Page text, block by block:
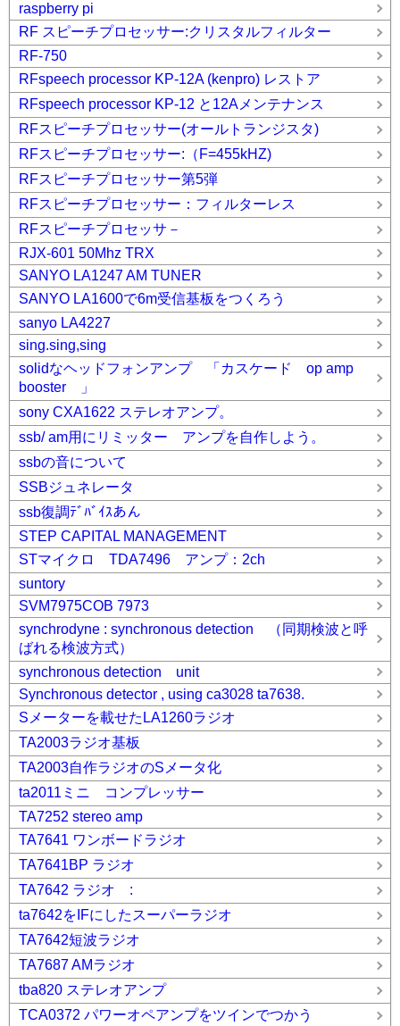
raspberry pi
RF スピーチプロセッサー:クリスタルフィルター
RF-750
RFspeech processor KP-12A (kenpro) レストア
RFspeech processor KP-12 と12Aメンテナンス
RFスピーチプロセッサー(オールトランジスタ)
RFスピーチプロセッサー:（F=455kHZ)
RFスピーチプロセッサー第5弾
RFスピーチプロセッサー：フィルターレス
RFスピーチプロセッサ－
RJX-601 50Mhz TRX
SANYO LA1247 AM TUNER
SANYO LA1600で6m受信基板をつくろう
sanyo LA4227
sing.sing,sing
solidなヘッドフォンアンプ 「カスケード op amp
booster 」
sony CXA1622 ステレオアンプ。
ssb/ am用にリミッター アンプを自作しよう。
ssbの音について
SSBジュネレータ
ssb復調ﾃﾞﾊﾞｲｽあん
STEP CAPITAL MANAGEMENT
STマイクロ TDA7496 アンプ：2ch
suntory
SVM7975COB 7973
synchrodyne : synchronous detection （同期検波と呼
ばれる検波方式）
synchronous detection unit
Synchronous detector , using ca3028 ta7638.
Sメーターを載せたLA1260ラジオ
TA2003ラジオ基板
TA2003自作ラジオのSメータ化
ta2011ミニ コンプレッサー
TA7252 stereo amp
TA7641 ワンボードラジオ
TA7641BP ラジオ
TA7642 ラジオ :
ta7642をIFにしたスーパーラジオ
TA7642短波ラジオ
TA7687 AMラジオ
tba820 ステレオアンプ
TCA0372 パワーオペアンプをツインでつかう